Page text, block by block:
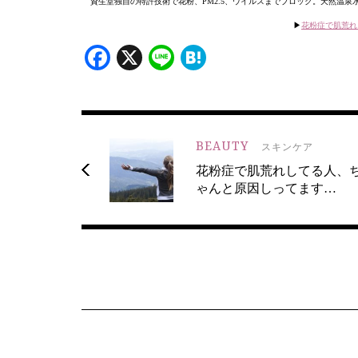
▶︎花粉症で肌荒
Facebook
X Line
BEAUTY スキンケア
花粉症で肌荒れしてる人、
ゃんと原因しってます…